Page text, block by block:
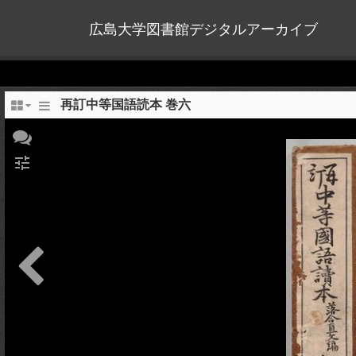
広島大学図書館デジタルアーカイブ
再訂中等国語読本 巻六
tune